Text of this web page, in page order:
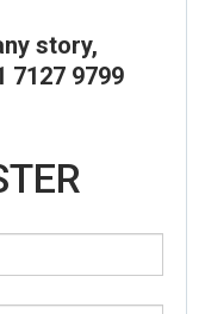
story,
7127 9799